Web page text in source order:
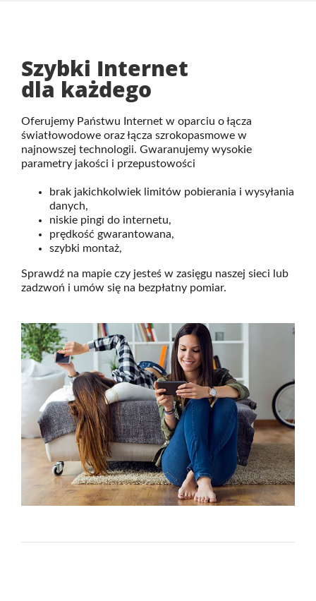
Szybki Internet
dla każdego
Oferujemy Państwu Internet w oparciu o łącza
światłowodowe oraz łącza szrokopasmowe w
najnowszej technologii. Gwaranujemy wysokie
parametry jakości i przepustowości
brak jakichkolwiek limitów pobierania i wysyłania
danych,
niskie pingi do internetu,
prędkość gwarantowana,
szybki montaż,
Sprawdź na mapie czy jesteś w zasięgu naszej sieci lub
zadzwoń i umów się na bezpłatny pomiar.